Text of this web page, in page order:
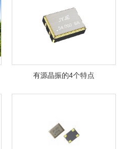
有源晶振的4个特点